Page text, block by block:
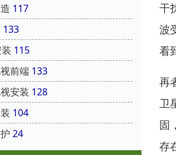
117
133
115
前端 133
安装 128
104
24
干
波
看
再
卫
固
存